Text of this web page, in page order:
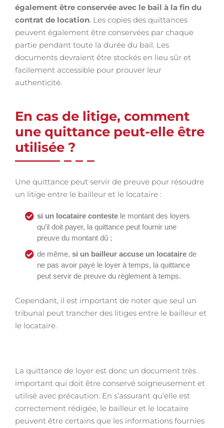
également être conservée avec le bail à la fin du
contrat de location. Les copies des quittances
peuvent également être conservées par chaque
partie pendant toute la durée du bail. Les
documents devraient être stockés en lieu sûr et
facilement accessible pour prouver leur
authenticité.
En cas de litige, comment
une quittance peut-elle être
utilisée ?
Une quittance peut servir de preuve pour résoudre
un litige entre le bailleur et le locataire :
si un locataire conteste le montant des loyers
qu’il doit payer, la quittance peut fournir une
preuve du montant dû ;
de même, si un bailleur accuse un locataire de
ne pas avoir payé le loyer à temps, la quittance
peut servir de preuve du règlement à temps.
Cependant, il est important de noter que seul un
tribunal peut trancher des litiges entre le bailleur et
le locataire.
La quittance de loyer est donc un document très
important qui doit être conservé soigneusement et
utilisé avec précaution. En s’assurant qu’elle est
correctement rédigée, le bailleur et le locataire
peuvent être certains que les informations fournies